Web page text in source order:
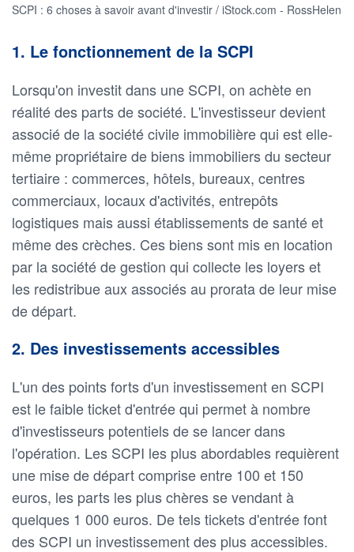
SCPI : 6 choses à savoir avant d'investir / iStock.com - RossHelen
1. Le fonctionnement de la SCPI
Lorsqu'on investit dans une SCPI, on achète en
réalité des parts de société. L'investisseur devient
associé de la société civile immobilière qui est elle-
même propriétaire de biens immobiliers du secteur
tertiaire : commerces, hôtels, bureaux, centres
commerciaux, locaux d'activités, entrepôts
logistiques mais aussi établissements de santé et
même des crèches. Ces biens sont mis en location
par la société de gestion qui collecte les loyers et
les redistribue aux associés au prorata de leur mise
de départ.
2. Des investissements accessibles
L'un des points forts d'un investissement en SCPI
est le faible ticket d'entrée qui permet à nombre
d'investisseurs potentiels de se lancer dans
l'opération. Les SCPI les plus abordables requièrent
une mise de départ comprise entre 100 et 150
euros, les parts les plus chères se vendant à
quelques 1 000 euros. De tels tickets d'entrée font
des SCPI un investissement des plus accessibles.